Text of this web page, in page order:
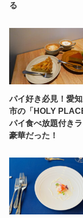
る
パイ好き必見！愛
市の「HOLY
パイ食べ放題付き
豪華だった！